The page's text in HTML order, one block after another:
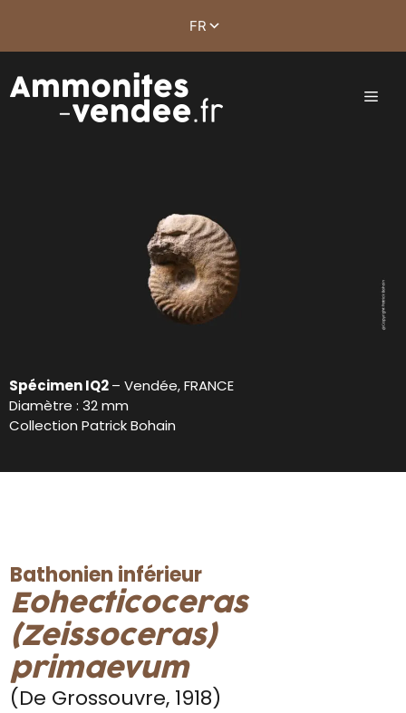
Spécimen IQ2– Vendée, FRANCE
Diamètre : 32 mm
Collection Patrick Bohain
Bathonien inférieur
Eohecticoceras
(Zeissoceras)
primaevum
(De Grossouvre, 1918)